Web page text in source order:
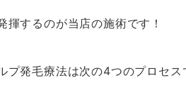
揮するのが当店の施術です！
プ発毛療法は次の4つのプロセス